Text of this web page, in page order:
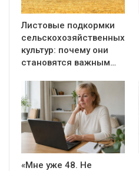
Листовые подкормки
сельскохозяйственных
культур: почему они
становятся важным…
«Мне уже 48. Не